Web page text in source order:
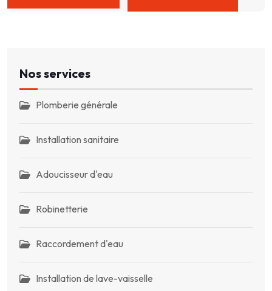
Nos services
Plomberie générale
Installation sanitaire
Adoucisseur d'eau
Robinetterie
Raccordement d'eau
Installation de lave-vaisselle